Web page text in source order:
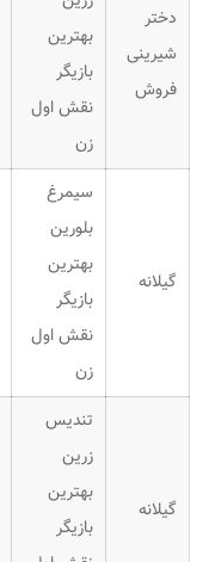
دختر
شیرینی
فروش
بهترین
بازیگر
نقش اول
زن
گیلانه
سیمرغ
بلورین
بهترین
بازیگر
نقش اول
زن
گیلانه
تندیس
زرین
بهترین
بازیگر